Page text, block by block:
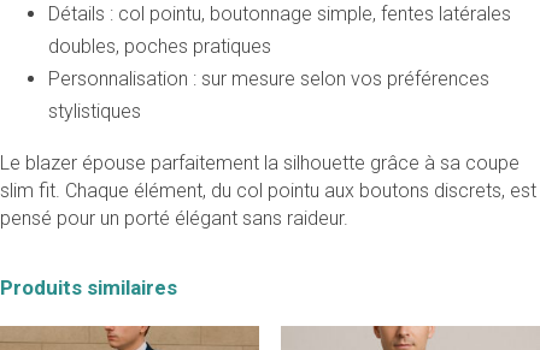
Détails : col pointu, boutonnage simple, fentes latérales
doubles, poches pratiques
Personnalisation : sur mesure selon vos préférences
stylistiques
Le blazer épouse parfaitement la silhouette grâce à sa coupe
slim fit. Chaque élément, du col pointu aux boutons discrets, est
pensé pour un porté élégant sans raideur.
Produits similaires